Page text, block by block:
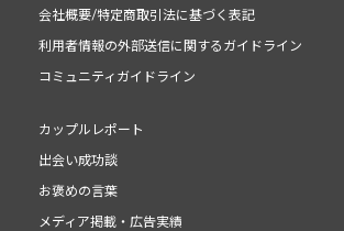
会社概要/特定商取引法に基づく表記
利用者情報の外部送信に関するガイドライン
コミュニティガイドライン
カップルレポート
出会い成功談
お褒めの言葉
メディア掲載・広告実績